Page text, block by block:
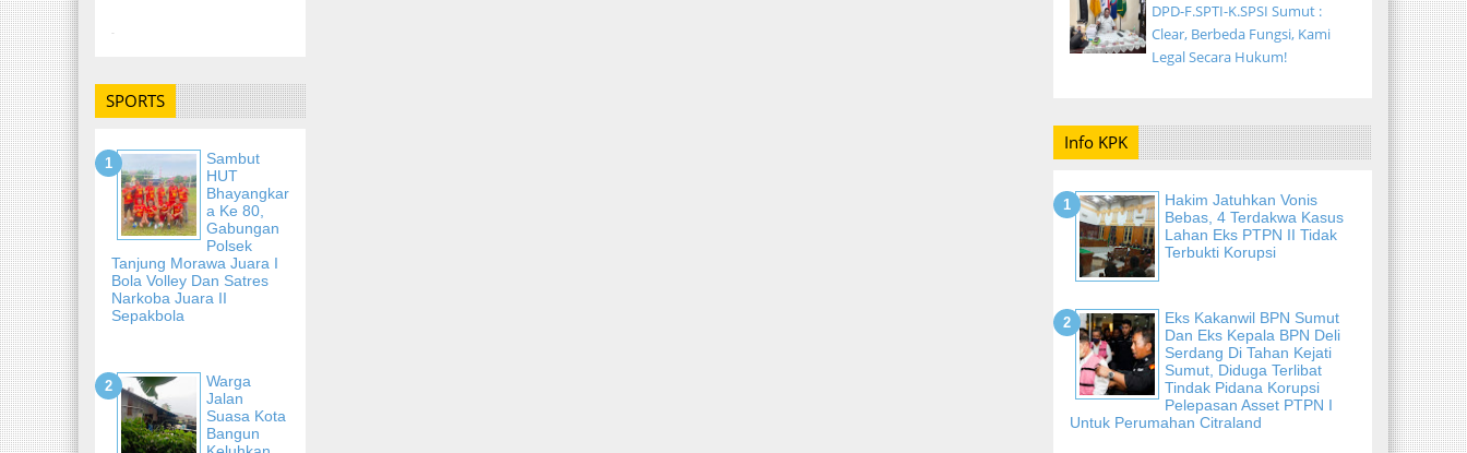
-
SPORTS
Sambut
HUT
Bhayangkar
A Ke 80,
Gabungan
Polsek
Tanjung Morawa Juara I
Bola Volley Dan Satres
Narkoba Juara II
Sepakbola
Warga
Jalan
Suasa Kota
Bangun
DPD-F.SPTI-K.SPSI Sumut :
Clear, Berbeda Fungsi, Kami
Legal Secara Hukum!
Info KPK
Hakim Jatuhkan Vonis
Bebas, 4 Terdakwa Kasus
Lahan Eks PTPN II Tidak
Terbukti Korupsi
Eks Kakanwil BPN Sumut
Dan Eks Kepala BPN Deli
Serdang Di Tahan Kejati
Sumut, Diduga Terlibat
Tindak Pidana Korupsi
Pelepasan Asset PTPN I
Untuk Perumahan Citraland